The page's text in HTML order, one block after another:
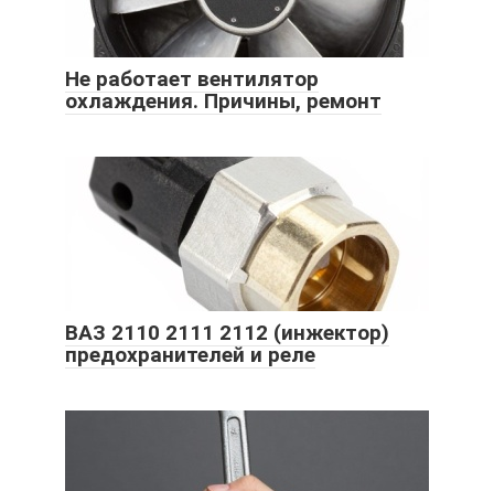
Не работает вентилятор
охлаждения. Причины, ремонт
ВАЗ 2110 2111 2112 (инжектор)
предохранителей и реле